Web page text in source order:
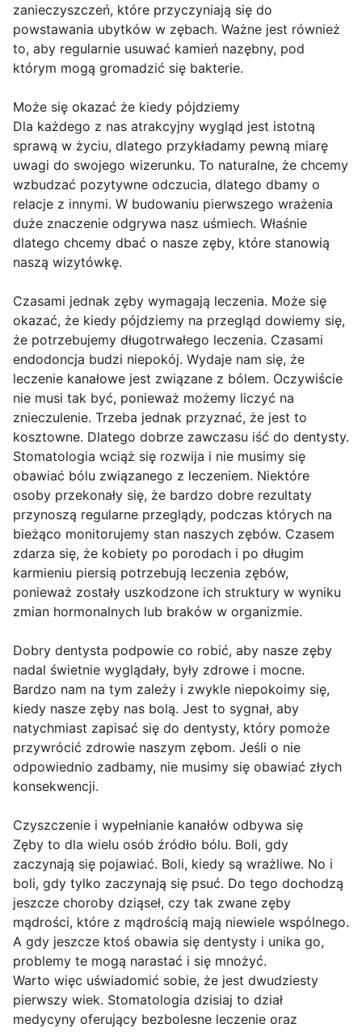
zanieczyszczeń, które przyczyniają się do
powstawania ubytków w zębach. Ważne jest również
to, aby regularnie usuwać kamień nazębny, pod
którym mogą gromadzić się bakterie.
Może się okazać że kiedy pójdziemy
Dla każdego z nas atrakcyjny wygląd jest istotną
sprawą w życiu, dlatego przykładamy pewną miarę
uwagi do swojego wizerunku. To naturalne, że chcemy
wzbudzać pozytywne odczucia, dlatego dbamy o
relacje z innymi. W budowaniu pierwszego wrażenia
duże znaczenie odgrywa nasz uśmiech. Właśnie
dlatego chcemy dbać o nasze zęby, które stanowią
naszą wizytówkę.
Czasami jednak zęby wymagają leczenia. Może się
okazać, że kiedy pójdziemy na przegląd dowiemy się,
że potrzebujemy długotrwałego leczenia. Czasami
endodoncja budzi niepokój. Wydaje nam się, że
leczenie kanałowe jest związane z bólem. Oczywiście
nie musi tak być, ponieważ możemy liczyć na
znieczulenie. Trzeba jednak przyznać, że jest to
kosztowne. Dlatego dobrze zawczasu iść do dentysty.
Stomatologia wciąż się rozwija i nie musimy się
obawiać bólu związanego z leczeniem. Niektóre
osoby przekonały się, że bardzo dobre rezultaty
przynoszą regularne przeglądy, podczas których na
bieżąco monitorujemy stan naszych zębów. Czasem
zdarza się, że kobiety po porodach i po długim
karmieniu piersią potrzebują leczenia zębów,
ponieważ zostały uszkodzone ich struktury w wyniku
zmian hormonalnych lub braków w organizmie.
Dobry dentysta podpowie co robić, aby nasze zęby
nadal świetnie wyglądały, były zdrowe i mocne.
Bardzo nam na tym zależy i zwykle niepokoimy się,
kiedy nasze zęby nas bolą. Jest to sygnał, aby
natychmiast zapisać się do dentysty, który pomoże
przywrócić zdrowie naszym zębom. Jeśli o nie
odpowiednio zadbamy, nie musimy się obawiać złych
konsekwencji.
Czyszczenie i wypełnianie kanałów odbywa się
Zęby to dla wielu osób źródło bólu. Boli, gdy
zaczynają się pojawiać. Boli, kiedy są wrażliwe. No i
boli, gdy tylko zaczynają się psuć. Do tego dochodzą
jeszcze choroby dziąseł, czy tak zwane zęby
mądrości, które z mądrością mają niewiele wspólnego.
A gdy jeszcze ktoś obawia się dentysty i unika go,
problemy te mogą narastać i się mnożyć.
Warto więc uświadomić sobie, że jest dwudziesty
pierwszy wiek. Stomatologia dzisiaj to dział
medycyny oferujący bezbolesne leczenie oraz